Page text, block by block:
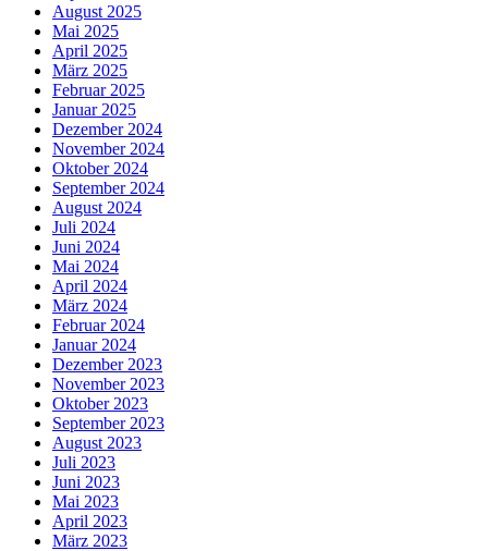
August 2025
Mai 2025
April 2025
März 2025
Februar 2025
Januar 2025
Dezember 2024
November 2024
Oktober 2024
September 2024
August 2024
Juli 2024
Juni 2024
Mai 2024
April 2024
März 2024
Februar 2024
Januar 2024
Dezember 2023
November 2023
Oktober 2023
September 2023
August 2023
Juli 2023
Juni 2023
Mai 2023
April 2023
März 2023